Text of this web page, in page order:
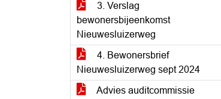
3. Verslag
bewonersbijeenkomst
Nieuwesluizerweg
4. Bewonersbrief
Nieuwesluizerweg sept 2024
Advies auditcommissie